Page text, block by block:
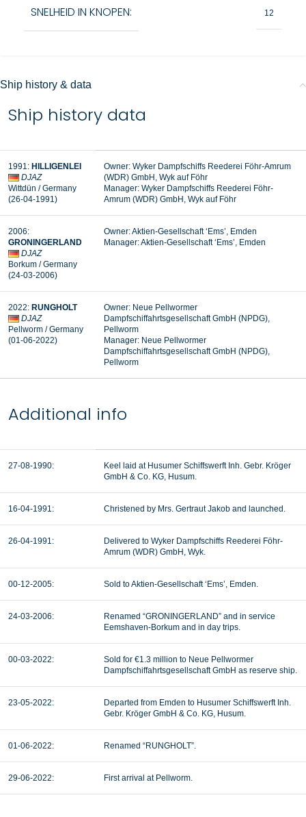
SNELHEID IN KNOPEN: 12
Ship history & data
Ship history data
1991: HILLIGENLEI
DJAZ
Wittdün / Germany
(26-04-1991)
Owner: Wyker Dampfschiffs Reederei Föhr-Amrum
(WDR) GmbH, Wyk auf Föhr
Manager: Wyker Dampfschiffs Reederei Föhr-
Amrum (WDR) GmbH, Wyk auf Föhr
2006:
GRONINGERLAND
DJAZ
Borkum / Germany
(24-03-2006)
Owner: Aktien-Gesellschaft ‘Ems’, Emden
Manager:Aktien-Gesellschaft ‘Ems’, Emden
2022: RUNGHOLT
DJAZ
Pellworm / Germany
(01-06-2022)
Owner: Neue Pellwormer
Dampfschiffahrtsgesellschaft GmbH (NPDG),
Pellworm
Manager: Neue Pellwormer
Dampfschiffahrtsgesellschaft GmbH (NPDG),
Pellworm
Additional info
27-08-1990:
Keel laid at Husumer Schiffswerft Inh. Gebr. Kröger
GmbH & Co. KG, Husum.
16-04-1991: Christened by Mrs. Gertraut Jakob and launched.
26-04-1991:
Delivered to Wyker Dampfschiffs Reederei Föhr-
Amrum (WDR) GmbH, Wyk.
00-12-2005: Sold to Aktien-Gesellschaft ‘Ems’, Emden.
24-03-2006:
Renamed “GRONINGERLAND” and in service
Eemshaven-Borkum and in day trips.
00-03-2022:
Sold for €1.3 million to Neue Pellwormer
Dampfschiffahrtsgesellschaft GmbH as reserve ship.
23-05-2022:
Departed from Emden to Husumer Schiffswerft Inh.
Gebr. Kröger GmbH & Co. KG, Husum.
01-06-2022: Renamed “RUNGHOLT”.
29-06-2022: First arrival at Pellworm.